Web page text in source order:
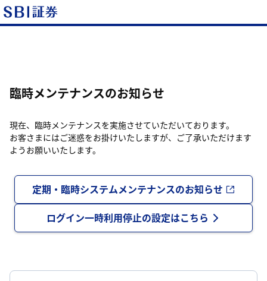
臨時メンテナンスのお知らせ
現在、臨時メンテナンスを実施させていただいております。
お客さまにはご迷惑をお掛けいたしますが、ご了承いただけます
ようお願いいたします。
定期・臨時システムメンテナンスのお知らせ
ログイン一時利用停止の設定はこちら